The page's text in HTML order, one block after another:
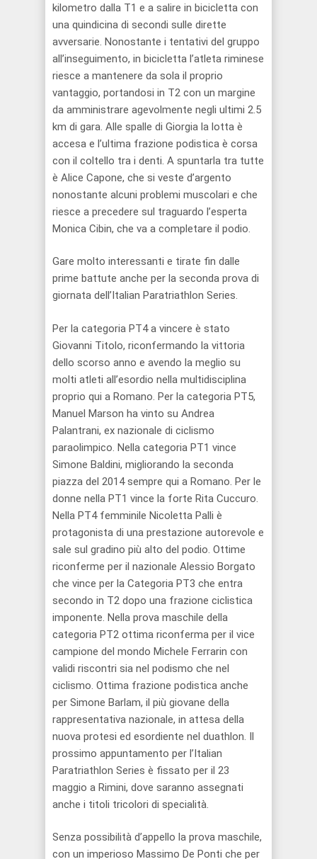
kilometro dalla T1 e a salire in bicicletta con
una quindicina di secondi sulle dirette
avversarie. Nonostante i tentativi del gruppo
all’inseguimento, in bicicletta l’atleta riminese
riesce a mantenere da sola il proprio
vantaggio, portandosi in T2 con un margine
da amministrare agevolmente negli ultimi 2.5
km di gara. Alle spalle di Giorgia la lotta è
accesa e l’ultima frazione podistica è corsa
con il coltello tra i denti. A spuntarla tra tutte
è Alice Capone, che si veste d’argento
nonostante alcuni problemi muscolari e che
riesce a precedere sul traguardo l’esperta
Monica Cibin, che va a completare il podio.
Gare molto interessanti e tirate fin dalle
prime battute anche per la seconda prova di
giornata dell’Italian Paratriathlon Series.
Per la categoria PT4 a vincere è stato
Giovanni Titolo, riconfermando la vittoria
dello scorso anno e avendo la meglio su
molti atleti all’esordio nella multidisciplina
proprio qui a Romano. Per la categoria PT5,
Manuel Marson ha vinto su Andrea
Palantrani, ex nazionale di ciclismo
paraolimpico. Nella categoria PT1 vince
Simone Baldini, migliorando la seconda
piazza del 2014 sempre qui a Romano. Per le
donne nella PT1 vince la forte Rita Cuccuro.
Nella PT4 femminile Nicoletta Palli è
protagonista di una prestazione autorevole e
sale sul gradino più alto del podio. Ottime
riconferme per il nazionale Alessio Borgato
che vince per la Categoria PT3 che entra
secondo in T2 dopo una frazione ciclistica
imponente. Nella prova maschile della
categoria PT2 ottima riconferma per il vice
campione del mondo Michele Ferrarin con
validi riscontri sia nel podismo che nel
ciclismo. Ottima frazione podistica anche
per Simone Barlam, il più giovane della
rappresentativa nazionale, in attesa della
nuova protesi ed esordiente nel duathlon. Il
prossimo appuntamento per l’Italian
Paratriathlon Series è fissato per il 23
maggio a Rimini, dove saranno assegnati
anche i titoli tricolori di specialità.
Senza possibilità d’appello la prova maschile,
con un imperioso Massimo De Ponti che per